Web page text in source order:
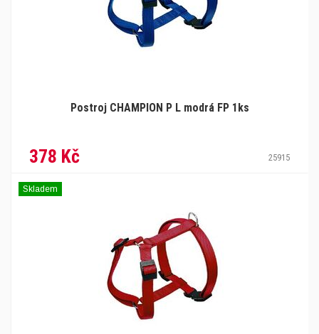
Postroj CHAMPION P L modrá FP 1ks
378 Kč 25915
Skladem